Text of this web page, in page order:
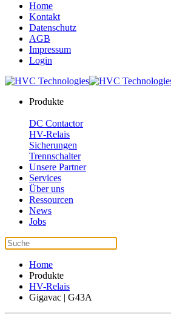
Home
Kontakt
Datenschutz
AGB
Impressum
Login
Produkte
DC Contactor
HV-Relais
Sicherungen
Trennschalter
Unsere Partner
Services
Über uns
Ressourcen
News
Jobs
Home
Produkte
HV-Relais
Gigavac | G43A